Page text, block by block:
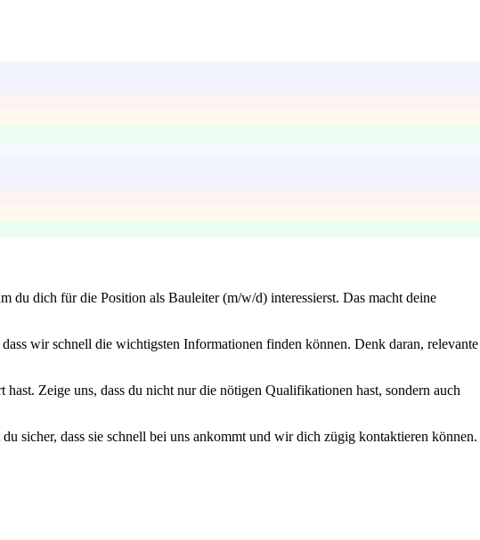
du dich für die Position als Bauleiter (m/w/d) interessierst. Das macht deine
wir schnell die wichtigsten Informationen finden können. Denk daran, relevante
Zeige uns, dass du nicht nur die nötigen Qualifikationen hast, sondern auch
sicher, dass sie schnell bei uns ankommt und wir dich zügig kontaktieren können.